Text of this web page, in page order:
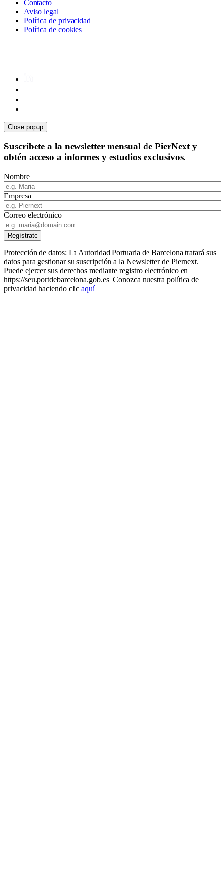
Contacto
Aviso legal
Política de privacidad
Política de cookies
Close popup
Suscríbete a la newsletter mensual de PierNext y
obtén acceso a informes y estudios exclusivos.
Nombre
Empresa
Correo electrónico
Protección de datos: La Autoridad Portuaria de Barcelona tratará sus
datos para gestionar su suscripción a la Newsletter de Piernext.
Puede ejercer sus derechos mediante registro electrónico en
https://seu.portdebarcelona.gob.es. Conozca nuestra política de
privacidad haciendo clic aquí